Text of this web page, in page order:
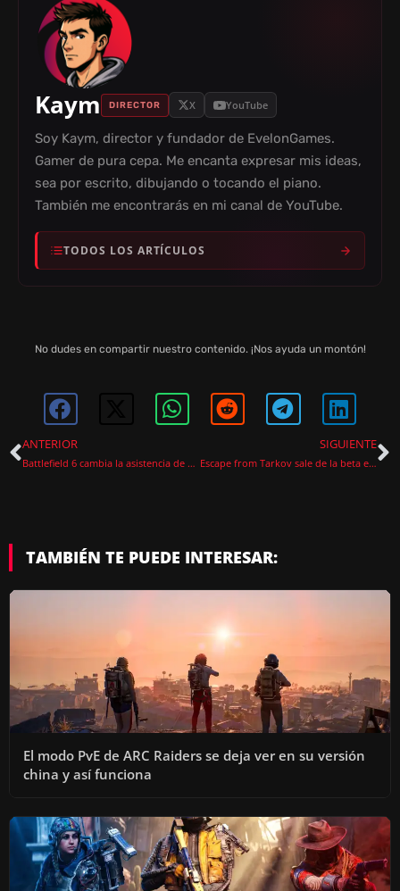
Kaym DIRECTOR X YouTube
Soy Kaym, director y fundador de EvelonGames.
Gamer de pura cepa. Me encanta expresar mis ideas,
sea por escrito, dibujando o tocando el piano.
También me encontrarás en mi canal de YouTube.
TODOS LOS ARTÍCULOS
No dudes en compartir nuestro contenido. ¡Nos ayuda un montón!
ANTERIOR
Battlefield 6 cambia la asistencia de puntería tras las quejas
SIGUIENTE
Escape from Tarkov sale de la beta el 15 de noviembre con recompensas
TAMBIÉN TE PUEDE INTERESAR:
El modo PvE de ARC Raiders se deja ver en su versión
china y así funciona